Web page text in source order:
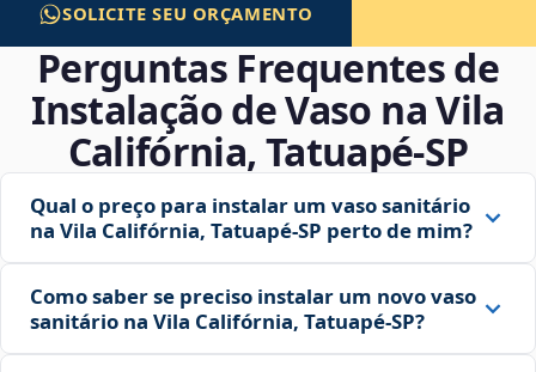
SOLICITE SEU ORÇAMENTO
Perguntas Frequentes de
Instalação de Vaso na Vila
Califórnia, Tatuapé‑SP
Qual o preço para instalar um vaso sanitário
na Vila Califórnia, Tatuapé‑SP perto de mim?
Como saber se preciso instalar um novo vaso
sanitário na Vila Califórnia, Tatuapé‑SP?